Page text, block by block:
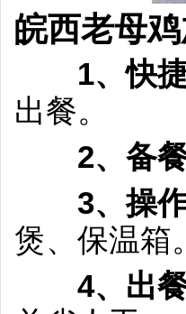
皖西老母
1、快
出餐。
2、备
3、操
煲、保温箱。
4、出